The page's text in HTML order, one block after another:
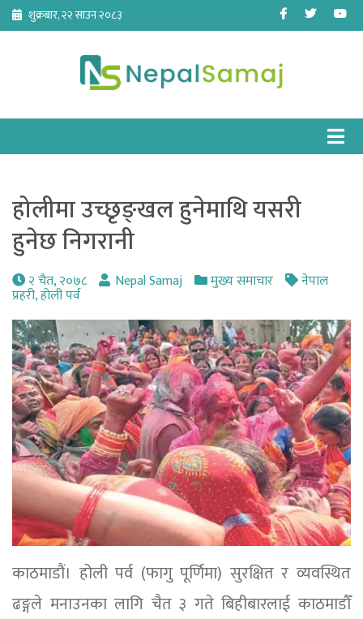
Skip
content
शुक्रबार, २२ साउन २०८३ Facebook
Twitter
होलीमा उच्छृङ्खल हुनेमाथि यसरी
हुनेछ निगरानी
२ चैत, २०७८ Nepal Samaj मुख्य समाचार नेपाल
प्रहरी,होली पर्व
काठमाडौं। होली पर्व (फागु पूर्णिमा) सुरक्षित र व्यवस्थित
ढङ्गले मनाउनका लागि चैत ३ गते बिहीबारलाई काठमाडौँ